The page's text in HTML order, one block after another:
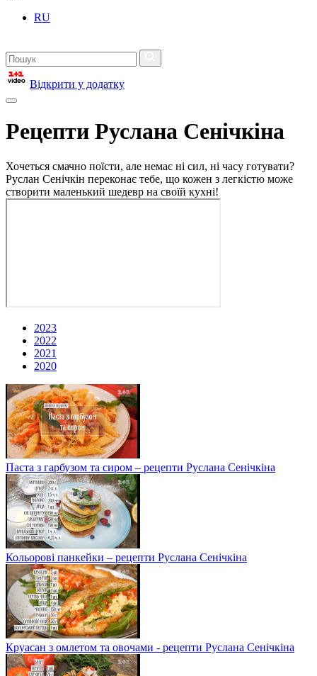
RU
Відкрити у додатку
Рецепти Руслана Сенічкіна
Хочеться смачно поїсти, але немає ні сил, ні часу готувати?
Руслан Сенічкін переконає тебе, що кожен з легкістю може
створити маленький шедевр на своїй кухні!
2023
2022
2021
2020
Паста з гарбузом та сиром – рецепти Руслана Сенічкіна
Кольорові панкейки – рецепти Руслана Сенічкіна
Круасан з омлетом та овочами - рецепти Руслана Сенічкіна